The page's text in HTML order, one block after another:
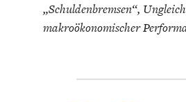
„Schuldenbremsen“,
makroökonomischer